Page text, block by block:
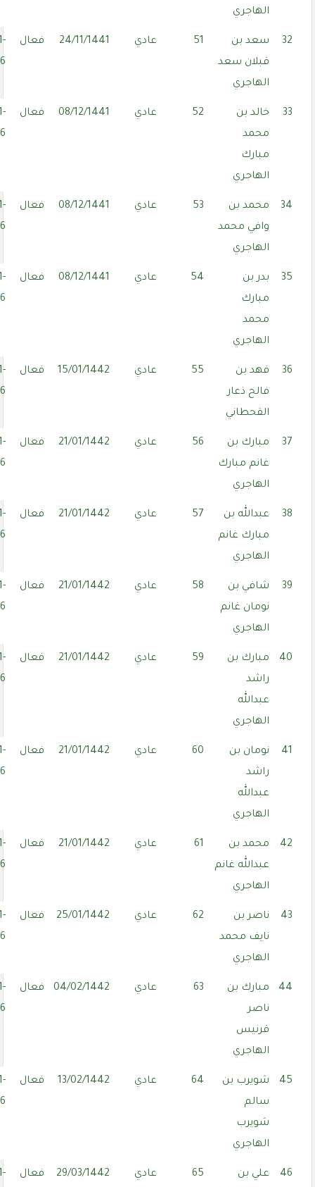
الهاجري
32
سعد بن
قبلان سعد
الهاجري
51 عادي 24/11/1441 فعال
33
خالد بن
محمد
مبارك
الهاجري
52 عادي 08/12/1441 فعال
34
محمد بن
وافي محمد
الهاجري
53 عادي 08/12/1441 فعال
35
بدر بن
مبارك
محمد
الهاجري
54 عادي 08/12/1441 فعال
36
فهد بن
فالح ذعار
القحطاني
55 عادي 15/01/1442 فعال
37
مبارك بن
غانم مبارك
الهاجري
56 عادي 21/01/1442 فعال
38
عبدالله بن
مبارك غانم
الهاجري
57 عادي 21/01/1442 فعال
39
شافي بن
نومان غانم
الهاجري
58 عادي 21/01/1442 فعال
40
مبارك بن
راشد
عبدالله
الهاجري
59 عادي 21/01/1442 فعال
41
نومان بن
راشد
عبدالله
الهاجري
60 عادي 21/01/1442 فعال
42
محمد بن
عبدالله غانم
الهاجري
61 عادي 21/01/1442 فعال
43
ناصر بن
نايف محمد
الهاجري
62 عادي 25/01/1442 فعال
44
مبارك بن
ناصر
قرنيس
الهاجري
63 عادي 04/02/1442 فعال
45
شويرب بن
سالم
شويرب
الهاجري
64 عادي 13/02/1442 فعال
46
علي بن
65 عادي 29/03/1442 فعال